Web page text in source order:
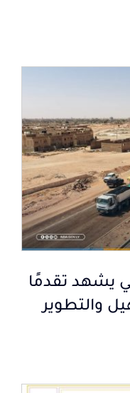
يشهد تقدمًا
والتطوير